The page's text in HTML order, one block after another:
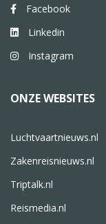
Facebook
Linkedin
Instagram
ONZE WEBSITES
Luchtvaartnieuws.nl
Zakenreisnieuws.nl
Triptalk.nl
Reismedia.nl